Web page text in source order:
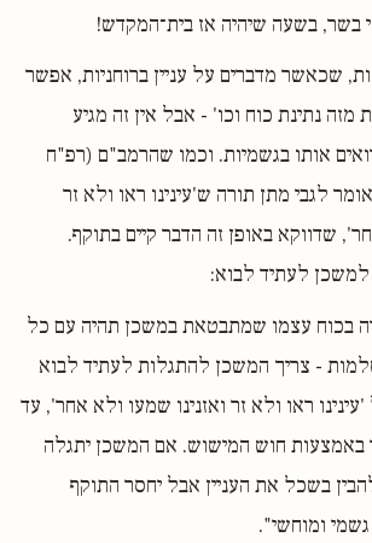
בשר, בשעה שיהיה אז בית־המקדש!
שכאשר מדברים על עניין ברוחניות, אפשר
מזה נתינת כוח וכו' - אבל אין זה מגיע
אותו בגשמיות. וכמו שהרמב"ם (רפ"ח
לגבי מתן תורה ש'עינינו ראו ולא זר
שדווקא באופן זה הדבר קיים בתוקף.
למשכן לעתיד לבוא:
בכוח עצמו שמתבטאת במשכן תהיה עם כל
- צריך המשכן להתגלות לעתיד לבוא
ראו ולא זר ואזנינו שמעו ולא אחר', עד
חוש המישוש. אם המשכן יתגלה
בשכל את העניין אבל יחסר התוקף
ומוחשי".